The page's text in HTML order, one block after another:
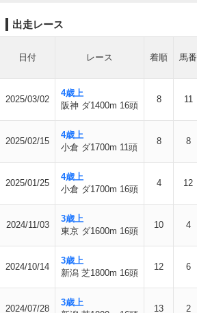
出走レース
日付 レース 着順 馬番
2025/03/02
4歳上
阪神 ダ1400m 16頭
8 11
2025/02/15
4歳上
小倉 ダ1700m 11頭
8 8
2025/01/25
4歳上
小倉 ダ1700m 16頭
4 12
2024/11/03
3歳上
東京 ダ1600m 16頭
10 4
2024/10/14
3歳上
新潟 芝1800m 16頭
12 6
2024/07/28
3歳上
13 2